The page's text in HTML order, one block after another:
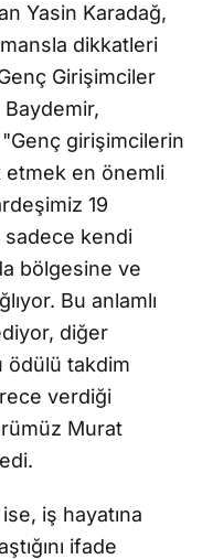
Yasin Karadağ,
dikkatleri
Girişimciler
Baydemir,
girişimcilerin
etmek en önemli
19
sadece kendi
bölgesine ve
Bu anlamlı
diğer
ödülü takdim
verdiği
Murat
iş hayatına
ifade